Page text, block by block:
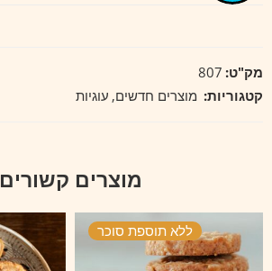
מק"ט: 807
קטגוריות: מוצרים חדשים, עוגיות
מוצרים קשורים
ללא תוספת סוכר